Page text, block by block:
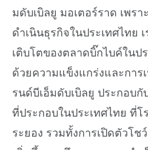
มดับเบิลยู มอเตอร์ราด เพร
ดำเนินธุรกิจในประเทศไทย
เติบโตของตลาดบิ๊กไบค์ในป
ด้วยความแข็งแกร่งและการ
รนด์บีเอ็มดับเบิลยู ประกอบกั
ที่ประกอบในประเทศไทย ที่โ
ระยอง รวมทั้งการเปิดตัวโ